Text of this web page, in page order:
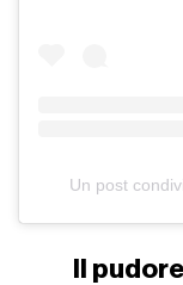
Un post
Il